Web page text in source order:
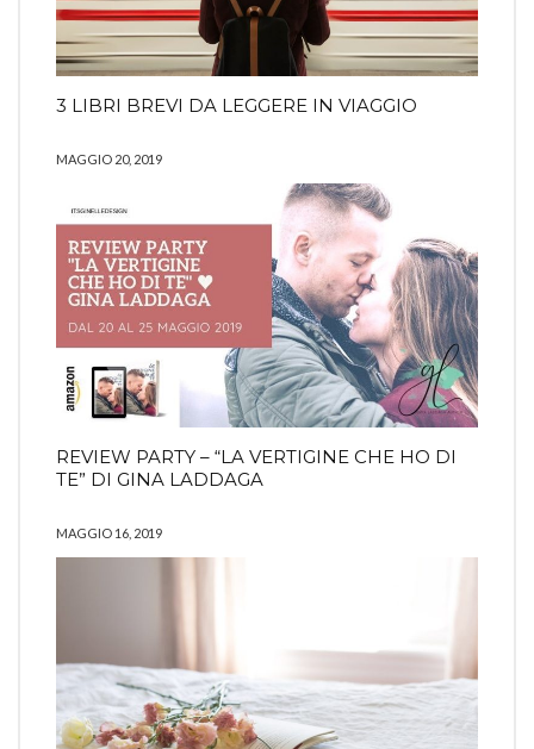
3 LIBRI BREVI DA LEGGERE IN VIAGGIO
MAGGIO 20, 2019
REVIEW PARTY – “LA VERTIGINE CHE HO DI
TE” DI GINA LADDAGA
MAGGIO 16, 2019